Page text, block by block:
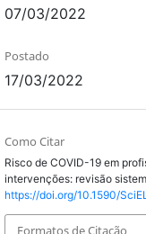
07/03/2022
Postado
17/03/2022
Como Citar
Risco de COVID-19 em
intervenções: revisão
https://doi.org/10.1590/
Formatos de Citação